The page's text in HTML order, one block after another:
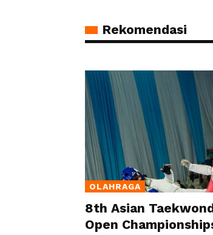
Rekomendasi
OLAHRAGA
8th Asian
Open